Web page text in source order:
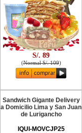
S/. 89
(Normal S/. 109)
Sandwich Gigante Delivery
a Domicilio Lima y San Juan
de Lurigancho
IQUI-MOVCJP25